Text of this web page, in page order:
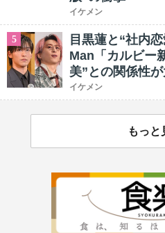
イケメン
5
目黒蓮と“社内
Man「カルビー
美”との関係性
イケメン
もっと